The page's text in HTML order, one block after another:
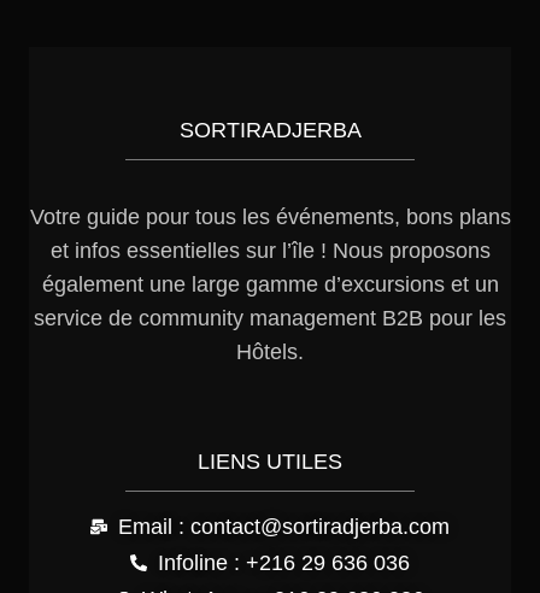
SORTIRADJERBA
Votre guide pour tous les événements, bons plans
et infos essentielles sur l’île ! Nous proposons
également une large gamme d’excursions et un
service de community management B2B pour les
Hôtels.
LIENS UTILES
Email : contact@sortiradjerba.com
Infoline : +216 29 636 036